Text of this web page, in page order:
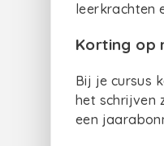
leerkrachten
Korting op
Bij je cursus
het schrijven
een